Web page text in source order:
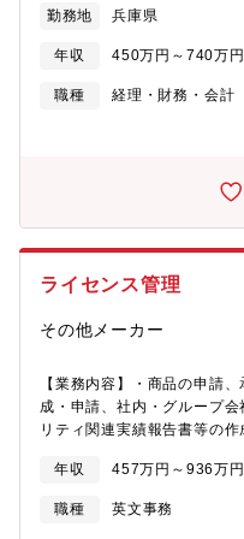
「仕組みそのもの」を設計
ゴリー・新市場（海外）な
MG └ 品質保証チーム ※
品質監査チーム品質保証部
アイデアを歓迎する風土が
①・③が通常業務となります
化）
勤務地 兵庫県
年収 450万円～740万円
職種
経理・財務・会計
ライセンス管理
その他メーカー
【業務内容】・商品の申請
成・申請、社内・グループ
リティ関連実績報告書等の
グループ会社との折衝、先
ポート（証紙の申請、受領
他）・輸入許諾書の手配・
年収 457万円～936万円
職種
英文事務